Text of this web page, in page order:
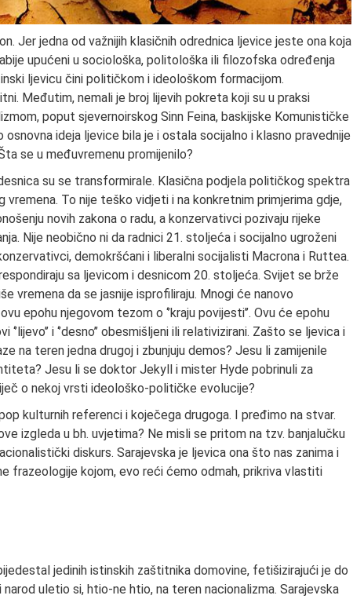
Jer jedna od važnijih klasičnih odrednica ljevice jeste ona koja
upućeni u sociološka, politološka ili filozofska određenja
ljevicu čini političkom i ideološkom formacijom.
Međutim, nemali je broj lijevih pokreta koji su u praksi
poput sjevernoirskog Sinn Feina, baskijske Komunističke
ideja ljevice bila je i ostala socijalno i klasno pravednije
se u međuvremenu promijenilo?
su se transformirale. Klasična podjela političkog spektra
To nije teško vidjeti i na konkretnim primjerima gdje,
novih zakona o radu, a konzervativci pozivaju rijeke
Nije neobično ni da radnici 21. stoljeća i socijalno ugroženi
demokršćani i liberalni socijalisti Macrona i Ruttea.
sa ljevicom i desnicom 20. stoljeća. Svijet se brže
vremena da se jasnije isprofiliraju. Mnogi će nanovo
epohu njegovom tezom o ‘’kraju povijesti’’. Ovu će epohu
i ‘’desno’’ obesmišljeni ili relativizirani. Zašto se ljevica i
na teren jedna drugoj i zbunjuju demos? Jesu li zamijenile
Jesu li se doktor Jekyll i mister Hyde pobrinuli za
o nekoj vrsti ideološko-političke evolucije?
kulturnih referenci i koječega drugoga. I pređimo na stvar.
izgleda u bh. uvjetima? Ne misli se pritom na tzv. banjalučku
diskurs. Sarajevska je ljevica ona što nas zanima i
frazeologije kojom, evo reći ćemo odmah, prikriva vlastiti
jedinih istinskih zaštitnika domovine, fetišizirajući je do
uletio si, htio-ne htio, na teren nacionalizma. Sarajevska